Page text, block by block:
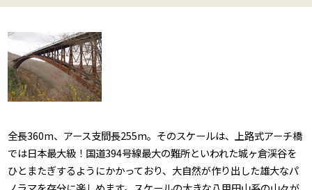
全長360m、アース支間長255m。そのスケールは、上路式アーチ橋
では日本最大級！国道394号線最大の難所といわれた城ヶ倉渓谷を
ひとまたぎするようにかかっており、大自然が作り出した雄大なパ